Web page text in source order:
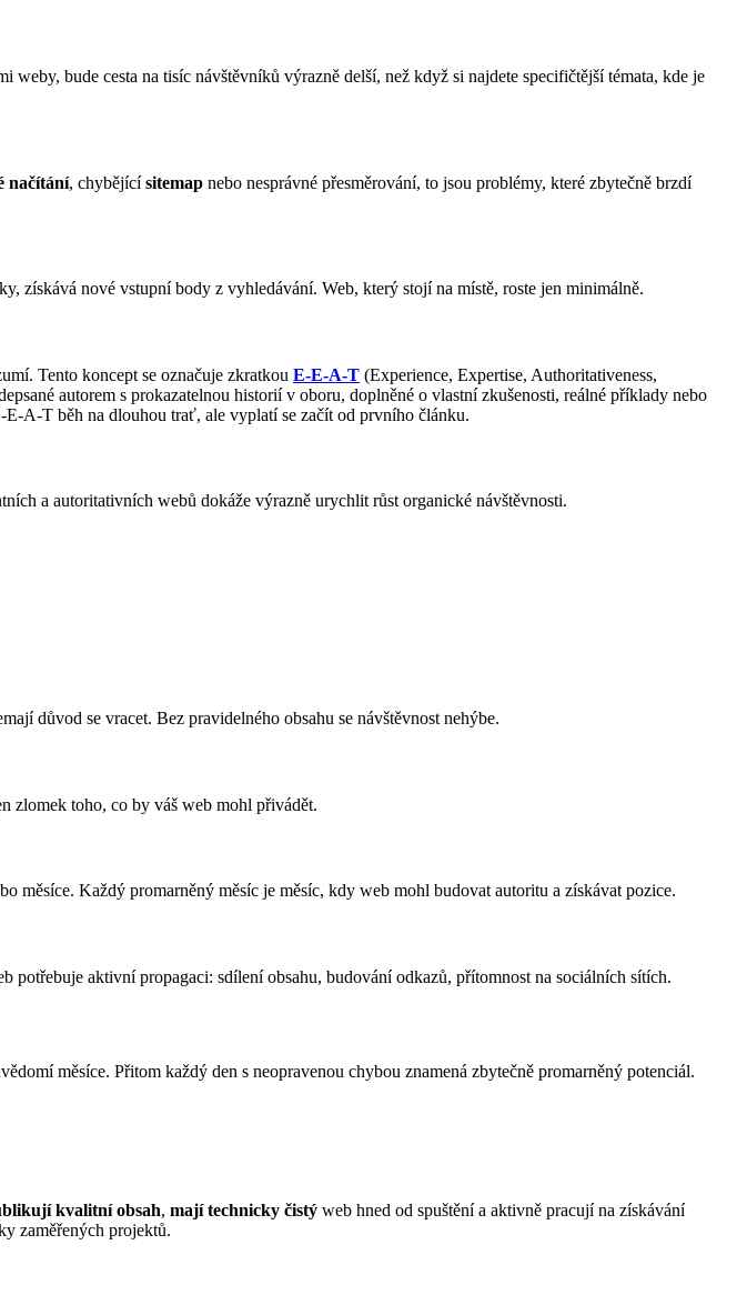
bude cesta na tisíc návštěvníků výrazně delší, než když si najdete specifičtější témata, kde je
načítání, chybějícísitemap nebo nesprávné přesměrování, to jsou problémy, které zbytečně brzdí
získává nové vstupní body z vyhledávání. Web, který stojí na místě, roste jen minimálně.
Tento koncept se označuje zkratkou E-E-A-T (Experience, Expertise, Authoritativeness,
autorem s prokazatelnou historií v oboru, doplněné o vlastní zkušenosti, reálné příklady nebo
A-T běh na dlouhou trať, ale vyplatí se začít od prvního článku.
a autoritativních webů dokáže výrazně urychlit růst organické návštěvnosti.
důvod se vracet. Bez pravidelného obsahu se návštěvnost nehýbe.
zlomek toho, co by váš web mohl přivádět.
měsíce. Každý promarněný měsíc je měsíc, kdy web mohl budovat autoritu a získávat pozice.
potřebuje aktivní propagaci: sdílení obsahu, budování odkazů, přítomnost na sociálních sítích.
měsíce. Přitom každý den s neopravenou chybou znamená zbytečně promarněný potenciál.
kvalitní obsah, mají technicky čistý web hned od spuštění a aktivně pracují na získávání
zaměřených projektů.